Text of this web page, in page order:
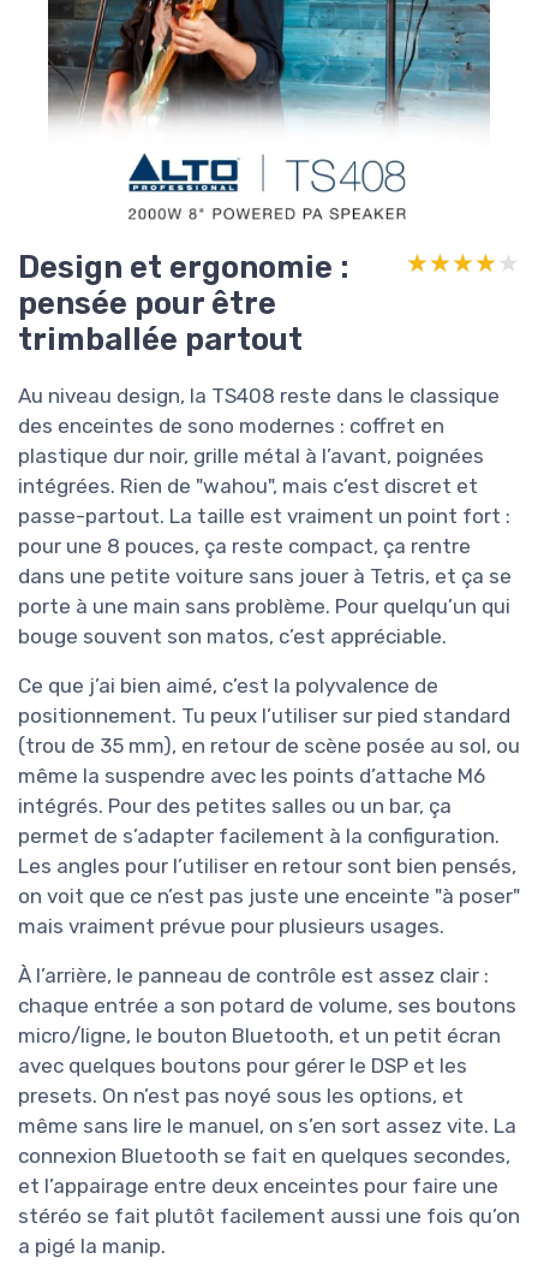
Design et ergonomie :
pensée pour être
trimballée partout
★★★★★
★★★★★
Au niveau design, la TS408 reste dans le classique
des enceintes de sono modernes : coffret en
plastique dur noir, grille métal à l’avant, poignées
intégrées. Rien de "wahou", mais c’est discret et
passe-partout. La taille est vraiment un point fort :
pour une 8 pouces, ça reste compact, ça rentre
dans une petite voiture sans jouer à Tetris, et ça se
porte à une main sans problème. Pour quelqu’un qui
bouge souvent son matos, c’est appréciable.
Ce que j’ai bien aimé, c’est la polyvalence de
positionnement. Tu peux l’utiliser sur pied standard
(trou de 35 mm), en retour de scène posée au sol, ou
même la suspendre avec les points d’attache M6
intégrés. Pour des petites salles ou un bar, ça
permet de s’adapter facilement à la configuration.
Les angles pour l’utiliser en retour sont bien pensés,
on voit que ce n’est pas juste une enceinte "à poser"
mais vraiment prévue pour plusieurs usages.
À l’arrière, le panneau de contrôle est assez clair :
chaque entrée a son potard de volume, ses boutons
micro/ligne, le bouton Bluetooth, et un petit écran
avec quelques boutons pour gérer le DSP et les
presets. On n’est pas noyé sous les options, et
même sans lire le manuel, on s’en sort assez vite. La
connexion Bluetooth se fait en quelques secondes,
et l’appairage entre deux enceintes pour faire une
stéréo se fait plutôt facilement aussi une fois qu’on
a pigé la manip.